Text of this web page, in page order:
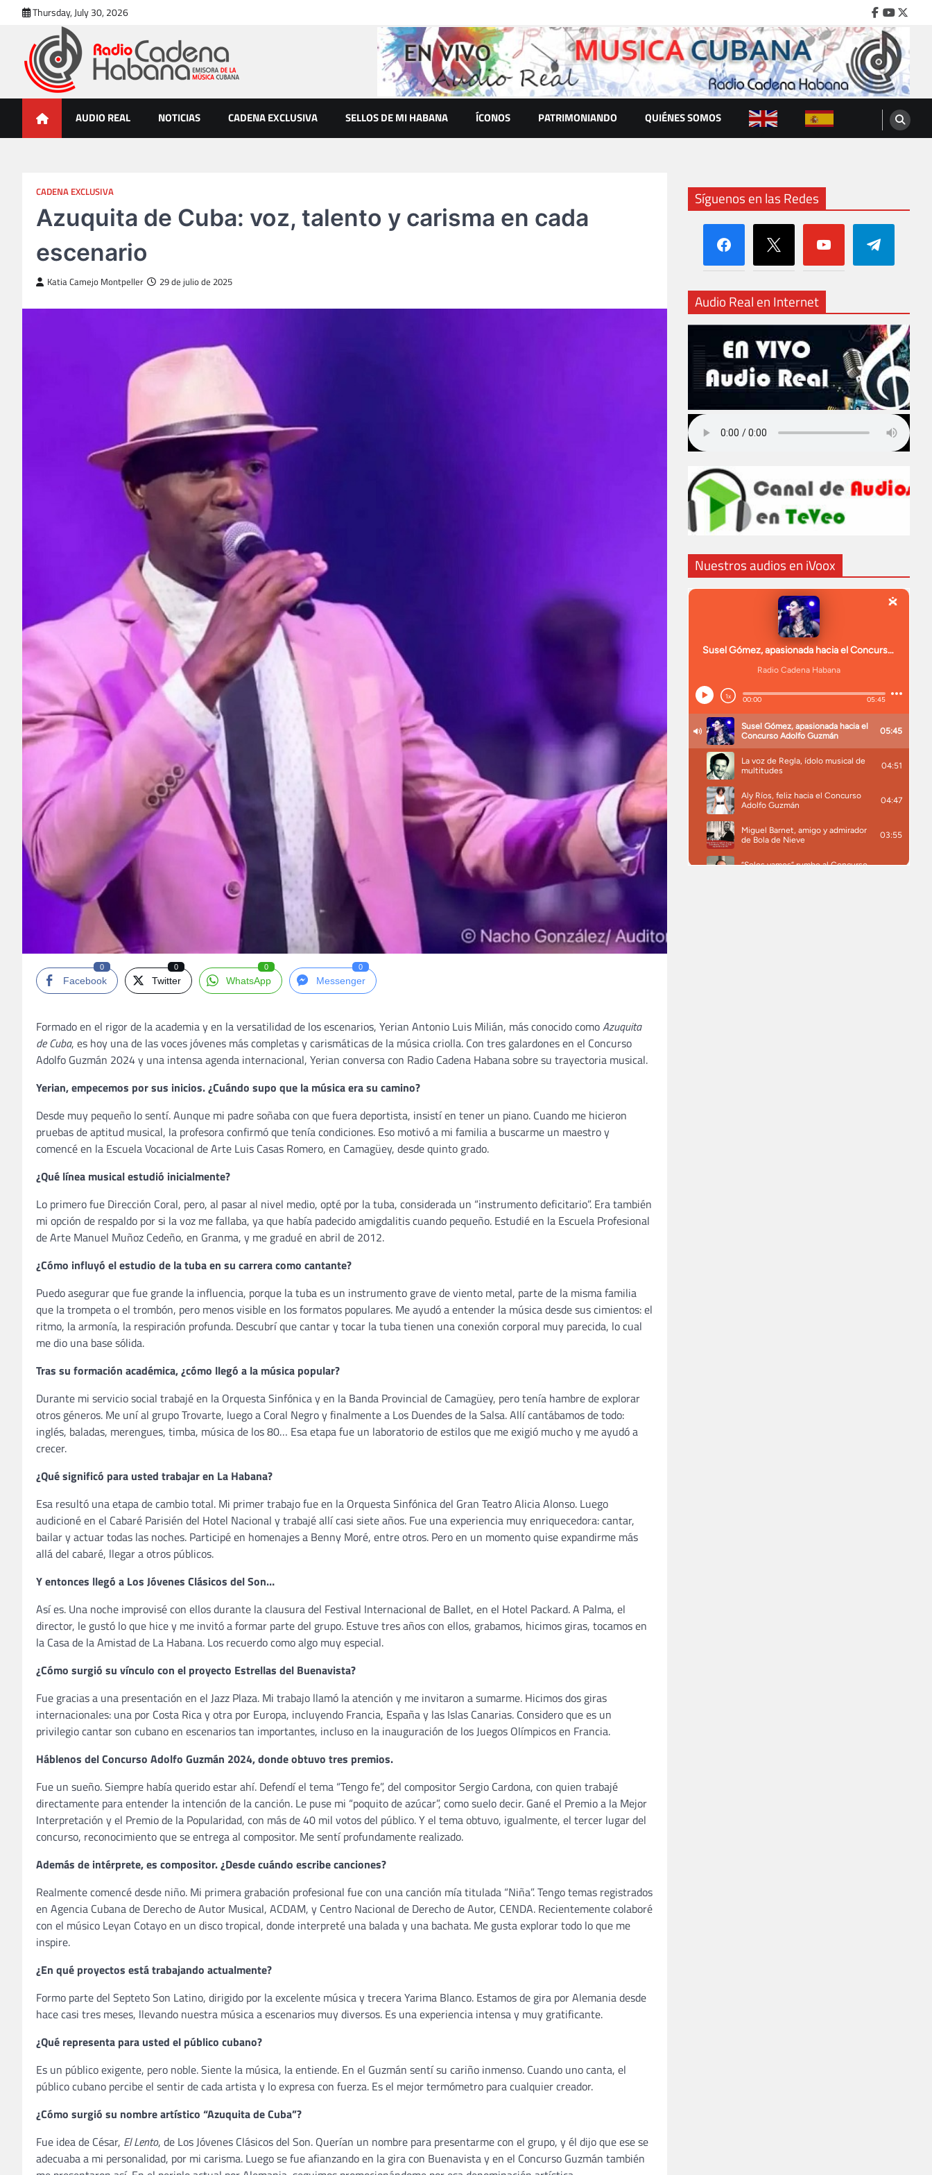
content
Thursday, July 30, 2026 Facebook
Youtube
Radio Cadena Habana
AUDIO REAL NOTICIAS CADENA EXCLUSIVA SELLOS DE MI HABANA ÍCONOS PATRIMONIANDO QUIÉNES SOMOS
CADENA EXCLUSIVA
Azuquita de Cuba: voz, talento y carisma en cada
escenario
Katia Camejo Montpeller 29 de julio de 2025
Facebook
0
Twitter
0
WhatsApp
0
Messenger
0
Formado en el rigor de la academia y en la versatilidad de los escenarios, Yerian Antonio Luis Milián, más conocido comoAzuquita
de Cuba, es hoy una de las voces jóvenes más completas y carismáticas de la música criolla. Con tres galardones en el Concurso
Adolfo Guzmán 2024 y una intensa agenda internacional, Yerian conversa con Radio Cadena Habana sobre su trayectoria musical.
Yerian, empecemos por sus inicios. ¿Cuándo supo que la música era su camino?
Desde muy pequeño lo sentí. Aunque mi padre soñaba con que fuera deportista, insistí en tener un piano. Cuando me hicieron
pruebas de aptitud musical, la profesora confirmó que tenía condiciones. Eso motivó a mi familia a buscarme un maestro y
comencé en la Escuela Vocacional de Arte Luis Casas Romero, en Camagüey, desde quinto grado.
¿Qué línea musical estudió inicialmente?
Lo primero fue Dirección Coral, pero, al pasar al nivel medio, opté por la tuba, considerada un “instrumento deficitario”. Era también
mi opción de respaldo por si la voz me fallaba, ya que había padecido amigdalitis cuando pequeño. Estudié en la Escuela Profesional
de Arte Manuel Muñoz Cedeño, en Granma, y me gradué en abril de 2012.
¿Cómo influyó el estudio de la tuba en su carrera como cantante?
Puedo asegurar que fue grande la influencia, porque la tuba es un instrumento grave de viento metal, parte de la misma familia
que la trompeta o el trombón, pero menos visible en los formatos populares. Me ayudó a entender la música desde sus cimientos: el
ritmo, la armonía, la respiración profunda. Descubrí que cantar y tocar la tuba tienen una conexión corporal muy parecida, lo cual
me dio una base sólida.
Tras su formación académica, ¿cómo llegó a la música popular?
Durante mi servicio social trabajé en la Orquesta Sinfónica y en la Banda Provincial de Camagüey, pero tenía hambre de explorar
otros géneros. Me uní al grupo Trovarte, luego a Coral Negro y finalmente a Los Duendes de la Salsa. Allí cantábamos de todo:
inglés, baladas, merengues, timba, música de los 80… Esa etapa fue un laboratorio de estilos que me exigió mucho y me ayudó a
crecer.
¿Qué significó para usted trabajar en La Habana?
Esa resultó una etapa de cambio total. Mi primer trabajo fue en la Orquesta Sinfónica del Gran Teatro Alicia Alonso. Luego
audicioné en el Cabaré Parisién del Hotel Nacional y trabajé allí casi siete años. Fue una experiencia muy enriquecedora: cantar,
bailar y actuar todas las noches. Participé en homenajes a Benny Moré, entre otros. Pero en un momento quise expandirme más
allá del cabaré, llegar a otros públicos.
Y entonces llegó a Los Jóvenes Clásicos del Son…
Así es. Una noche improvisé con ellos durante la clausura del Festival Internacional de Ballet, en el Hotel Packard. A Palma, el
director, le gustó lo que hice y me invitó a formar parte del grupo. Estuve tres años con ellos, grabamos, hicimos giras, tocamos en
la Casa de la Amistad de La Habana. Los recuerdo como algo muy especial.
¿Cómo surgió su vínculo con el proyecto Estrellas del Buenavista?
Fue gracias a una presentación en el Jazz Plaza. Mi trabajo llamó la atención y me invitaron a sumarme. Hicimos dos giras
internacionales: una por Costa Rica y otra por Europa, incluyendo Francia, España y las Islas Canarias. Considero que es un
privilegio cantar son cubano en escenarios tan importantes, incluso en la inauguración de los Juegos Olímpicos en Francia.
Háblenos del Concurso Adolfo Guzmán 2024, donde obtuvo tres premios.
Fue un sueño. Siempre había querido estar ahí. Defendí el tema “Tengo fe”, del compositor Sergio Cardona, con quien trabajé
directamente para entender la intención de la canción. Le puse mi “poquito de azúcar”, como suelo decir. Gané el Premio a la Mejor
Interpretación y el Premio de la Popularidad, con más de 40 mil votos del público. Y el tema obtuvo, igualmente, el tercer lugar del
concurso, reconocimiento que se entrega al compositor. Me sentí profundamente realizado.
Además de intérprete, es compositor. ¿Desde cuándo escribe canciones?
Realmente comencé desde niño. Mi primera grabación profesional fue con una canción mía titulada “Niña”. Tengo temas registrados
en Agencia Cubana de Derecho de Autor Musical, ACDAM, y Centro Nacional de Derecho de Autor, CENDA. Recientemente colaboré
con el músico Leyan Cotayo en un disco tropical, donde interpreté una balada y una bachata. Me gusta explorar todo lo que me
inspire.
¿En qué proyectos está trabajando actualmente?
Formo parte del Septeto Son Latino, dirigido por la excelente música y trecera Yarima Blanco. Estamos de gira por Alemania desde
hace casi tres meses, llevando nuestra música a escenarios muy diversos. Es una experiencia intensa y muy gratificante.
¿Qué representa para usted el público cubano?
Es un público exigente, pero noble. Siente la música, la entiende. En el Guzmán sentí su cariño inmenso. Cuando uno canta, el
público cubano percibe el sentir de cada artista y lo expresa con fuerza. Es el mejor termómetro para cualquier creador.
¿Cómo surgió su nombre artístico “Azuquita de Cuba”?
Fue idea de César, El Lento, de Los Jóvenes Clásicos del Son. Querían un nombre para presentarme con el grupo, y él dijo que ese se
adecuaba a mi personalidad, por mi carisma. Luego se fue afianzando en la gira con Buenavista y en el Concurso Guzmán también
Síguenos en las Redes
facebook x youtube telegram
Audio Real en Internet
Nuestros audios en iVoox